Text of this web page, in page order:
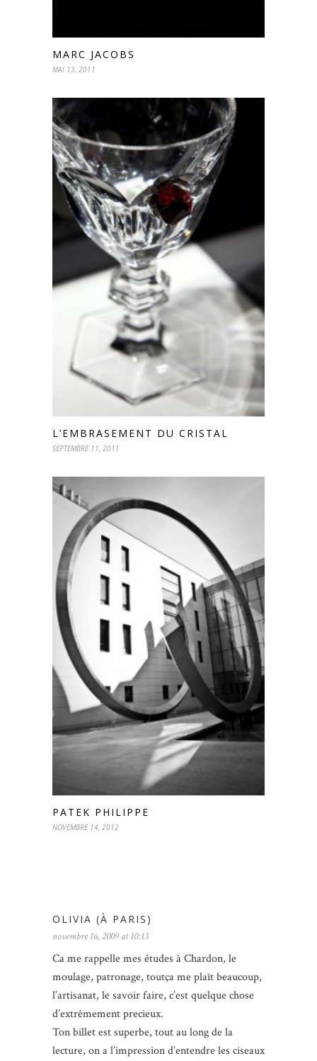
MARC JACOBS
MAI 13, 2011
L’EMBRASEMENT DU CRISTAL
SEPTEMBRE 11, 2011
PATEK PHILIPPE
NOVEMBRE 14, 2012
OLIVIA (À PARIS)
novembre 16, 2009 at 10:13
Ca me rappelle mes études à Chardon, le
moulage, patronage, toutça me plaît beaucoup,
l’artisanat, le savoir faire, c’est quelque chose
d’extrêmement precieux.
Ton billet est superbe, tout au long de la
lecture, on a l’impression d’entendre les ciseaux